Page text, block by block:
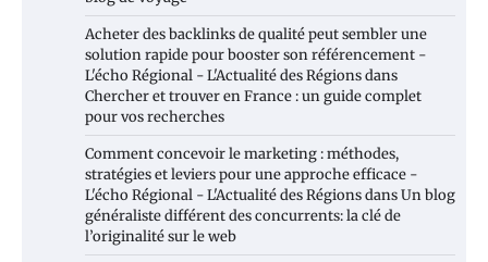
Acheter des backlinks de qualité peut sembler une
solution rapide pour booster son référencement -
L'écho Régional - L'Actualité des Régionsdans
Chercher et trouver en France : un guide complet
pour vos recherches
Comment concevoir le marketing : méthodes,
stratégies et leviers pour une approche efficace -
L'écho Régional - L'Actualité des RégionsdansUn blog
généraliste différent des concurrents: la clé de
l’originalité sur le web